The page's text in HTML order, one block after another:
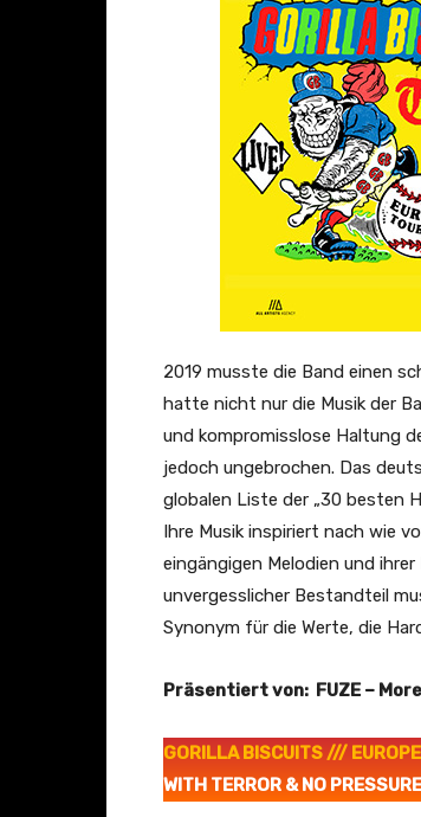
o
v
o
n
2019 musste die Band einen
hatte nicht nur die Musik der
und kompromisslose Haltung
jedoch ungebrochen. Das
globalen Liste der „30 besten
Ihre Musik inspiriert nach wie
eingängigen Melodien und
unvergesslicher Bestandteil
Synonym für die Werte, die
Präsentiert von: FUZE –
GORILLA BISCUITS ///
WITH TERROR & NO PRESSURE